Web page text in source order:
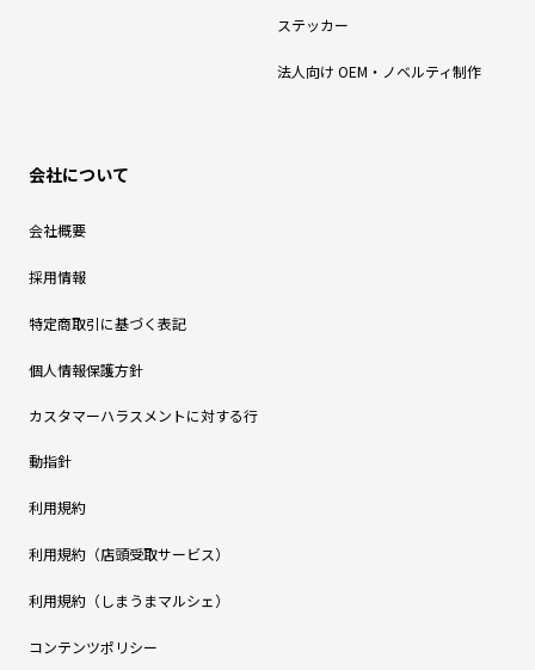
ステッカー
法人向け OEM・ノベルティ制作
会社について
会社概要
採用情報
特定商取引に基づく表記
個人情報保護方針
カスタマーハラスメントに対する行
動指針
利用規約
利用規約（店頭受取サービス）
利用規約（しまうまマルシェ）
コンテンツポリシー